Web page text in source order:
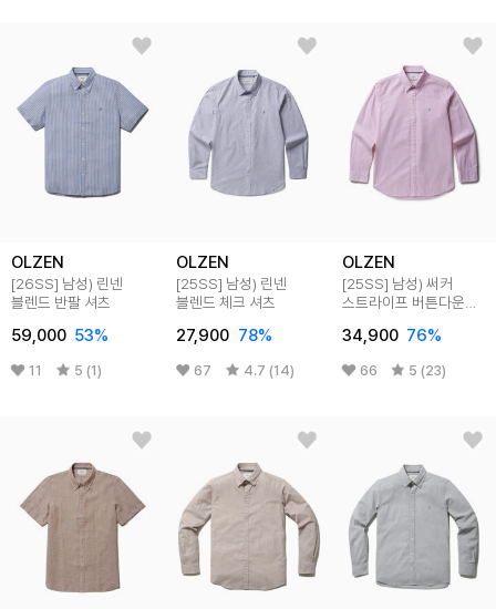
OLZEN
[26SS] 남성) 린넨
블렌드 반팔 셔츠
59,000 53%
11 5 (1)
OLZEN
[25SS] 남성) 린넨
블렌드 체크 셔츠
27,900 78%
67 4.7 (14)
OLZEN
[25SS] 남성) 써커
스트라이프 버튼다운
34,900 76%
66 5 (23)